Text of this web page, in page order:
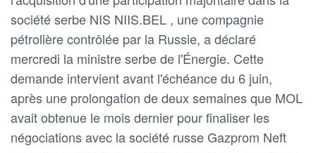
société serbe NIS NIIS.BEL , une compagnie
pétrolière contrôlée par la Russie, a déclaré
mercredi la ministre serbe de l'Énergie. Cette
demande intervient avant l'échéance du 6 juin,
après une prolongation de deux semaines que MOL
avait obtenue le mois dernier pour finaliser les
négociations avec la société russe Gazprom Neft